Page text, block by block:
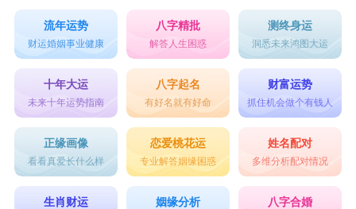
流年运势
财运婚姻事业健康
八字精批
解答人生困惑
测终身运
洞悉未来鸿图大运
十年大运
未来十年运势指南
八字起名
有好名就有好命
财富运势
抓住机会做个有钱人
正缘画像
看看真爱长什么样
恋爱桃花运
专业解答姻缘困惑
姓名配对
多维分析配对情况
生肖财运 姻缘分析 八字合婚